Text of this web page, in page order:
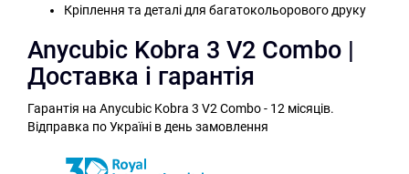
Кріплення та деталі для багатокольорового друку
Anycubic Kobra 3 V2 Combo |
Доставка і гарантія
Гарантія на Anycubic Kobra 3 V2 Combo - 12 місяців.
Відправка по Україні в день замовлення